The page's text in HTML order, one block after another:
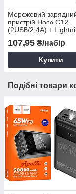
Мережевий
пристрій Hoco C12
(2USB/2,4А) +
чорний / МЗП для
портативних
107,95 ₴/набір
Купити
Подібні товари